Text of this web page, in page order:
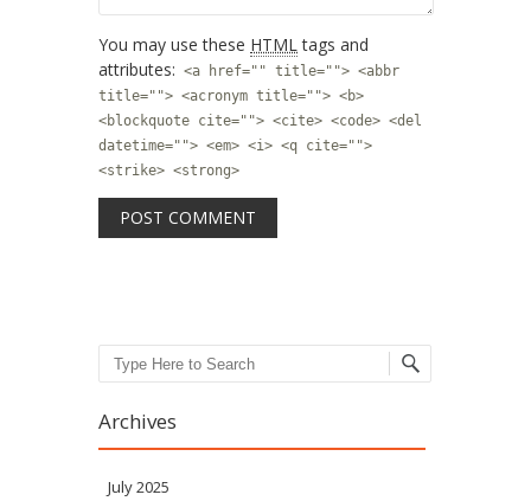
You may use these HTMLtags and
attributes: <a href="" title=""> <abbr
title=""> <acronym title=""> <b>
<blockquote cite=""> <cite> <code> <del
datetime=""> <em> <i> <q cite="">
<strike> <strong>
Search
Archives
July 2025